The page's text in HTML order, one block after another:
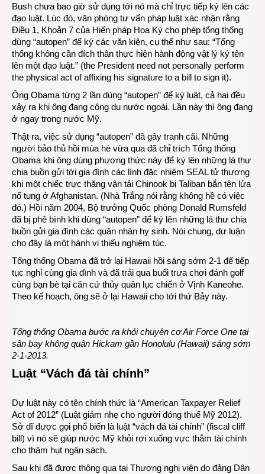
Bush chưa bao giờ sử dụng tới nó mà chỉ trực tiếp ký lên các
đạo luật. Lúc đó, văn phòng tư vấn pháp luật xác nhận rằng
Điều 1, Khoản 7 của Hiến pháp Hoa Kỳ cho phép tổng thống
dùng “autopen” để ký các văn kiện, cụ thể như sau: “Tổng
thống không cần đích thân thực hiện hành động vật lý ký tên
lên một đạo luật.” (the President need not personally perform
the physical act of affixing his signature to a bill to sign it).
Ông Obama từng 2 lần dùng “autopen” để ký luật, cả hai đều
xảy ra khi ông đang công du nước ngoài. Lần này thì ông đang
ở ngay trong nước Mỹ.
Thật ra, việc sử dụng “autopen” đã gây tranh cãi. Những
người bảo thủ hồi mùa hè vừa qua đã chỉ trích Tổng thống
Obama khi ông dùng phương thức này để ký lên những lá thư
chia buồn gửi tới gia đình các lính đặc nhiệm SEAL tử thương
khi một chiếc trực thăng vận tải Chinook bị Taliban bắn tên lửa
nổ tung ở Afghanistan. (Nhà Trắng nói rằng không hề có việc
đó.) Hồi năm 2004, Bộ trưởng Quốc phòng Donald Rumsfeld
đã bị phê bình khi dùng “autopen” để ký lên những lá thư chia
buồn gửi gia đình các quân nhân hy sinh. Nói chung, dư luận
cho đây là một hành vi thiếu nghiêm túc.
Tổng thống Obama đã trở lại Hawaii hồi sáng sớm 2-1 để tiếp
tục nghỉ cùng gia đình và đã trải qua buổi trưa chơi đánh golf
cùng bạn bè tại căn cứ thủy quân lục chiến ở Vịnh Kaneohe.
Theo kế hoạch, ông sẽ ở lại Hawaii cho tới thứ Bảy này.
Tổng thống Obama bước ra khỏi chuyên cơ Air Force One tại
sân bay không quân Hickam gần Honolulu (Hawaii) sáng sớm
2-1-2013.
Luật “Vách đá tài chính”
Dự luật này có tên chính thức là “American Taxpayer Relief
Act of 2012” (Luật giảm nhẹ cho người đóng thuế Mỹ 2012).
Sở dĩ được gọi phổ biến là luật “vách đá tài chính” (fiscal cliff
bill) vì nó sẽ giúp nước Mỹ khỏi rơi xuống vực thẳm tài chính
cho thâm hụt ngân sách.
Sau khi đã được thông qua tại Thượng nghị viện do đảng Dân